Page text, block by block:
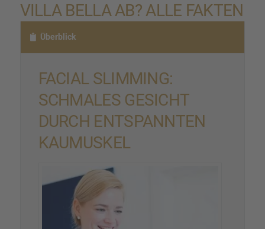
VILLA BELLA AB? ALLE FAKTEN
Überblick
FACIAL SLIMMING:
SCHMA­LES GESICHT
DURCH ENTSPANN­TEN
KAUMUS­KEL